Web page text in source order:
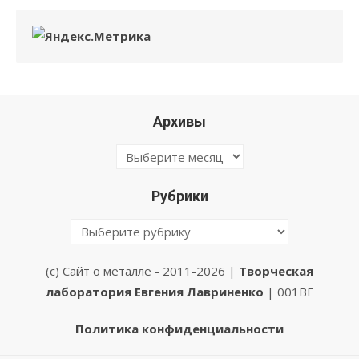
Архивы
Архивы
Рубрики
Рубрики
(с) Сайт о металле - 2011-2026 | Творческая
лаборатория Евгения Лавриненко | 001BE
Политика конфиденциальности